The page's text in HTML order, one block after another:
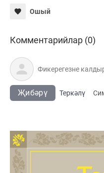
Ошый
Комментарийлар (0)
Җибәрү Теркәлү